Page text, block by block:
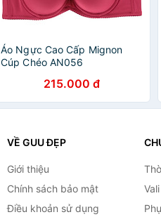
Áo Ngực Cao Cấp Mignon
Cúp Chéo AN056
215.000 đ
VỀ GUU ĐẸP
Giới thiệu
Chính sách bảo mật
Điều khoản sử dụng